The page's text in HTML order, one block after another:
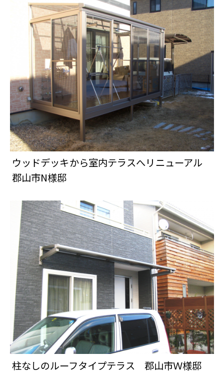
ウッドデッキから室内テラスへリニューアル
郡山市N様邸
柱なしのルーフタイプテラス 郡山市Ｗ様邸